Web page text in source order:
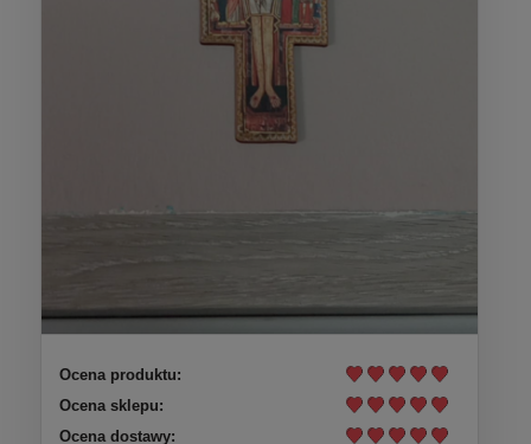
Ocena produktu:
Ocena sklepu:
Ocena dostawy: